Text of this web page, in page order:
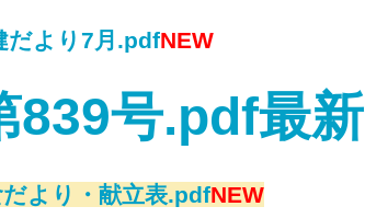
だより7月.pdfNEW
839号.pdf最新
だより・献立表.pdfNEW